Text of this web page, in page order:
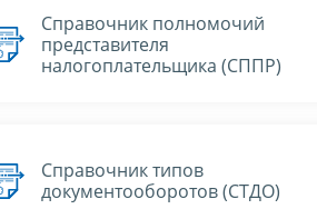
Справочник полномочий
представителя
налогоплательщика (СППР)
Справочник типов
документооборотов (СТДО)